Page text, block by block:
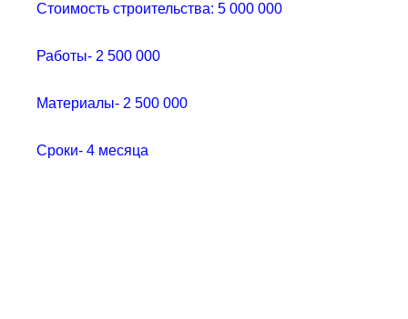
Стоимость строительства: 5 000 000
Работы- 2 500 000
Материалы- 2 500 000
Сроки- 4 месяца